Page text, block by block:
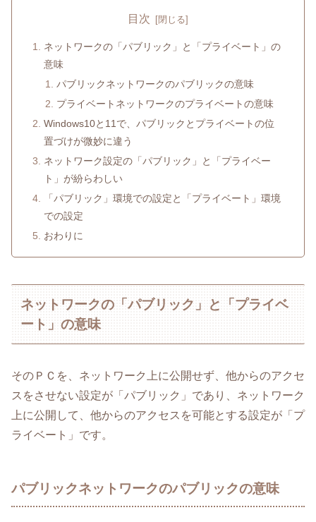
目次
ネットワークの「パブリック」と「プライベート」の
意味
パブリックネットワークのパブリックの意味
プライベートネットワークのプライベートの意味
Windows10と11で、パブリックとプライベートの位
置づけが微妙に違う
ネットワーク設定の「パブリック」と「プライベー
ト」が紛らわしい
「パブリック」環境での設定と「プライベート」環境
での設定
おわりに
ネットワークの「パブリック」と「プライベ
ート」の意味
そのＰＣを、ネットワーク上に公開せず、他からのアクセ
スをさせない設定が「パブリック」であり、ネットワーク
上に公開して、他からのアクセスを可能とする設定が「プ
ライベート」です。
パブリックネットワークのパブリックの意味